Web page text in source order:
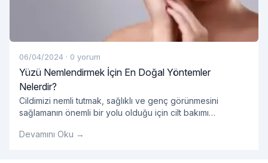
06/04/2024 · 0 yorum
Yüzü Nemlendirmek İçin En Doğal Yöntemler
Nelerdir?
Cildimizi nemli tutmak, sağlıklı ve genç görünmesini
sağlamanın önemli bir yolu olduğu için cilt bakımı
pazarlanan kozmetik ürün kimyasal içeriklerle dolu olabilir
Devamını Oku →